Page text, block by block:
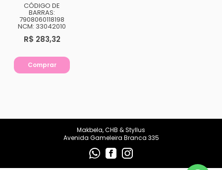
CÓDIGO DE
BARRAS:
7908060118198
NCM: 33042010
R$ 283,32
Comprar
Makbela, CHB & Styllus
Avenida Gameleira Branca 335